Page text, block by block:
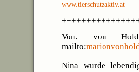
www.tierschutzaktiv.at
Von: von
mailto:
Nina wurde